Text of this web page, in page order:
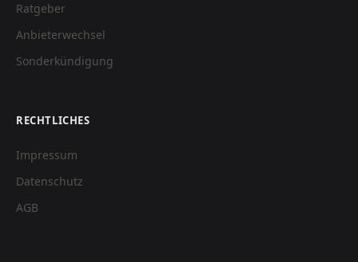
Ratgeber
Anbieterwechsel
Sonderkündigung
RECHTLICHES
Impressum
Datenschutz
AGB